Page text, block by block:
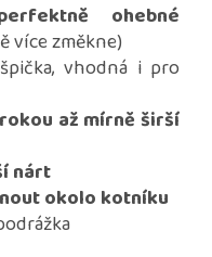
ohebné
více změkne)
vhodná i pro
až mírně širší
nárt
okolo kotníku